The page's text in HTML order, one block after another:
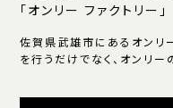
「オンリー ファクトリー」
佐賀県武雄市にあるオンリ
を行うだけでなく、オンリー